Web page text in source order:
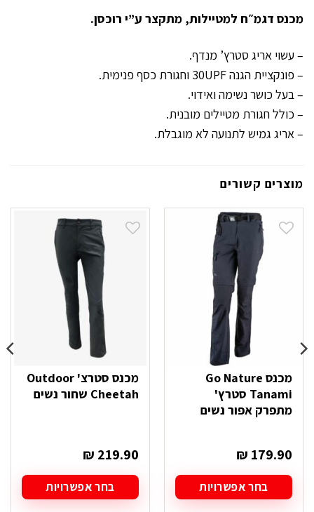
מכנס דגמ״ח למטיילות, מתקצר ע”י רוכסן.
– עשוי אריג סטרץ’ מנדף.
– פונקציית הגנה 30UPF וחגורת כסף פנימית.
– בעל כושר נשימה ואידוי.
– כולל חגורת מטיילים מובנית.
– אריג גמיש לתנועה לא מוגבלת.
מוצרים קשורים
מכנס Go Nature
Tanami סטרץ'
מתפרק אפור נשים
₪ 179.90
בחר אפשרויות
מכנס סטרצ' Outdoor
Cheetah שחור נשים
₪ 219.90
בחר אפשרויות